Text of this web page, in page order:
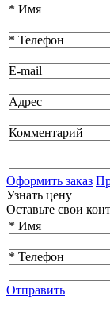
* Имя
* Телефон
E-mail
Адрес
Комментарий
Оформить заказ
Узнать цену
Оставьте свои
* Имя
* Телефон
Отправить